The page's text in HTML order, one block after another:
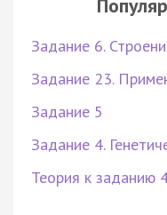
Задание 6.
Задание 23.
Задание 5
Задание 4.
Теория к заданию